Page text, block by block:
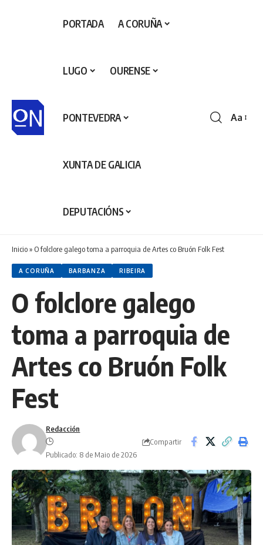
PORTADA A CORUÑA
LUGO OURENSE
PONTEVEDRA
XUNTA DE GALICIA
DEPUTACIÓNS
Aa
Inicio» O folclore galego toma a parroquia de Artes co Bruón Folk Fest
A CORUÑA BARBANZA RIBEIRA
O folclore galego
toma a parroquia de
Artes co Bruón Folk
Fest
Redacción
Publicado: 8 de Maio de 2026
Compartir